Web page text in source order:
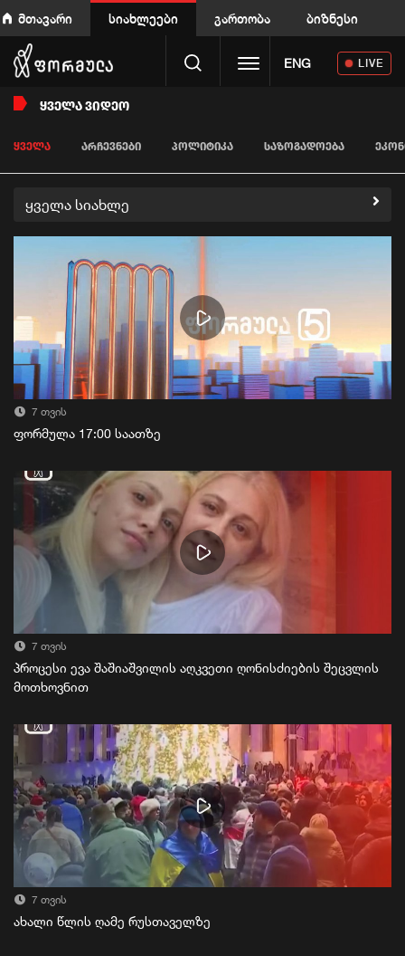
მთავარი სიახლეები გართობა ბიზნესი
Toggle navigation
ENG LIVE
ᲧᲕᲔᲚᲐ ᲕᲘᲓᲔᲝ
ᲧᲕᲔᲚᲐ ᲐᲠᲩᲔᲕᲜᲔᲑᲘ ᲞᲝᲚᲘᲢᲘᲙᲐ ᲡᲐᲖᲝᲒᲐᲓᲝᲔᲑᲐ
ყველა სიახლე
7 თვის
ფორმულა 17:00 საათზე
7 თვის
პროცესი ევა შაშიაშვილის აღკვეთი ღონისძიების შეცვლის
მოთხოვნით
7 თვის
ახალი წლის ღამე რუსთაველზე